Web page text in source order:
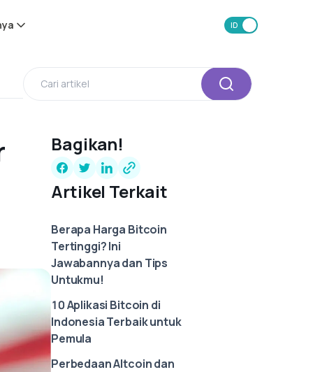
ID
Bagikan!
Artikel Terkait
Berapa Harga Bitcoin
Tertinggi? Ini
Jawabannya dan Tips
Untukmu!
10 Aplikasi Bitcoin di
Indonesia Terbaik untuk
Pemula
Perbedaan Altcoin dan